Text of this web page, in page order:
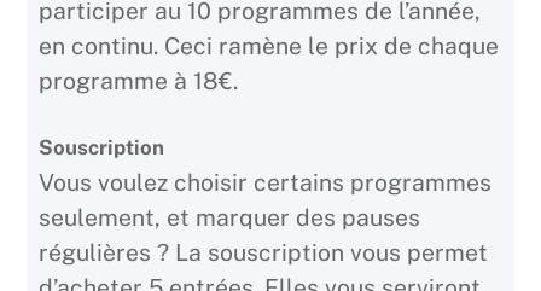
participer au 10 programmes de l’année,
en continu. Ceci ramène le prix de chaque
programme à 18€.
Souscription
Vous voulez choisir certains programmes
seulement, et marquer des pauses
régulières ? La souscription vous permet